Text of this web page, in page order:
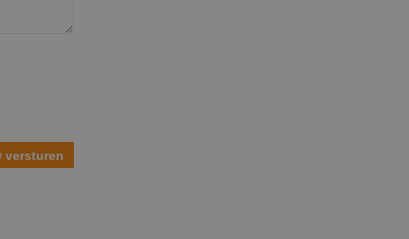
versturen